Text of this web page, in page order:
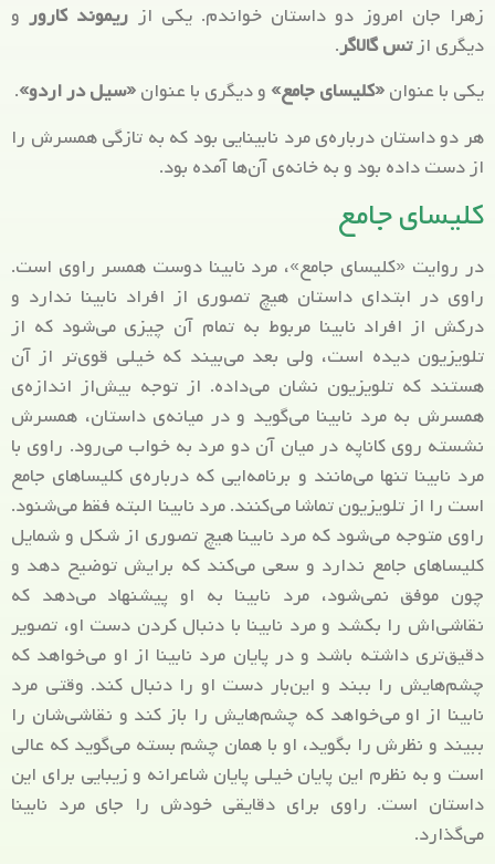
زهرا جان امروز دو داستان خواندم. یکی از ریموند کارورو
دیگری ازتس گالاگر.
یکی با عنوان«کلیسای جامع» و دیگری با عنوان«سیل در اردو».
هر دو داستان درباره‌ی مرد نابینایی بود که به تازگی همسرش را
از دست داده بود و به خانه‌ی آن‌ها آمده بود.
کلیسای جامع
در روایت «کلیسای جامع»، مرد نابینا دوست همسر راوی است.
راوی در ابتدای داستان هیچ تصوری از افراد نابینا ندارد و
درکش از افراد نابینا مربوط به تمام آن چیزی می‌شود که از
تلویزیون دیده است، ولی بعد می‌بیند که خیلی قوی‌تر از آن
هستند که تلویزیون نشان می‌داده. از توجه بیش‌از اندازه‌ی
همسرش به مرد نابینا می‌گوید و در میانه‌ی داستان، همسرش
نشسته روی کاناپه در میان آن دو مرد به خواب می‌رود. راوی با
مرد نابینا تنها می‌مانند و برنامه‌ایی که درباره‌ی کلیساهای جامع
است را از تلویزیون تماشا می‌کنند. مرد نابینا البته فقط می‌شنود.
راوی متوجه می‌شود که مرد نابینا هیچ تصوری از شکل و شمایل
کلیساهای جامع ندارد و سعی می‌کند که برایش توضیح دهد و
چون موفق نمی‌شود، مرد نابینا به او پیشنهاد می‌دهد که
نقاشی‌اش را بکشد و مرد نابینا با دنبال کردن دست او، تصویر
دقیق‌تری داشته باشد و در پایان مرد نابینا از او می‌خواهد که
چشم‌هایش را ببند و این‌بار دست او را دنبال کند. وقتی مرد
نابینا از او می‌خواهد که چشم‌هایش را باز کند و نقاشی‌شان را
ببیند و نظرش را بگوید، او با همان چشم بسته می‌گوید که عالی
است و به نظرم این پایان خیلی پایان شاعرانه و زیبایی برای این
داستان است. راوی برای دقایقی خودش را جای مرد نابینا
می‌گذارد.